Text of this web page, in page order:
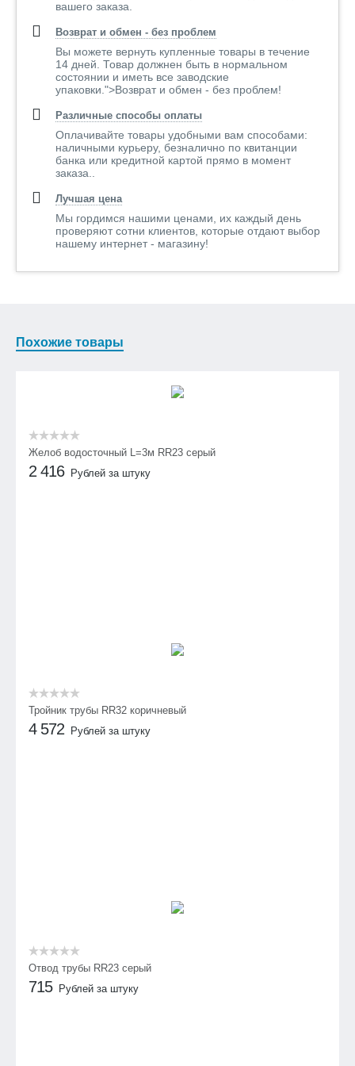
позволяет улучшить внешний вид в месте крепления
хомутов на фасаде здания, скрывает сколы отверстия и
дюбель, а при использовании герметика защищает фасад
от разрушения.
Колено универсальное имеет соединительные швы,
расположенные не по линии воды, что уменьшает
влажность в местах соединений, увеличивая срок службы
колена.
Отсутствие люфтов и зазоров в местах соединений, что
обусловлено соответствием всех элементов водосточной
стандарту DIN 18461.
Для стыковки труб между собой используется внешний
раструб в верхней части трубы, а не сужение в нижней
способность по всей длине водосточного стояка.
водосточной системы.
вашего заказа.
Возврат и обмен - без проблем
Вы можете вернуть купленные товары в течение
14 дней. Товар должнен быть в нормальном
состоянии и иметь все заводские
упаковки.">Возврат и обмен - без проблем!
Различные способы оплаты
Оплачивайте товары удобными вам способами:
наличными курьеру, безналично по квитанции
банка или кредитной картой прямо в момент
заказа..
Лучшая цена
Мы гордимся нашими ценами, их каждый день
проверяют сотни клиентов, которые отдают выбор
нашему интернет - магазину!
Похожие товары
Желоб водосточный L=3м RR23 серый
2 416 Рублей за штуку
Тройник трубы RR32 коричневый
4 572 Рублей за штуку
Отвод трубы RR23 серый
715 Рублей за штуку